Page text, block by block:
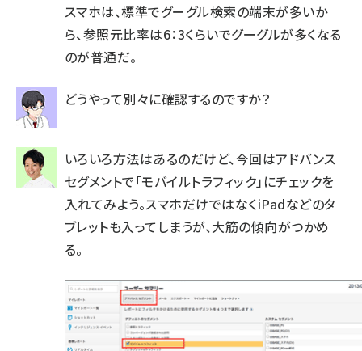
スマホは、標準でグーグル検索の端末が多いか
ら、参照元比率は6：3くらいでグーグルが多くなる
のが普通だ。
どうやって別々に確認するのですか？
いろいろ方法はあるのだけど、今回はアドバンス
セグメントで「モバイルトラフィック」にチェックを
入れてみよう。スマホだけではなくiPadなどのタ
ブレットも入ってしまうが、大筋の傾向がつかめ
る。